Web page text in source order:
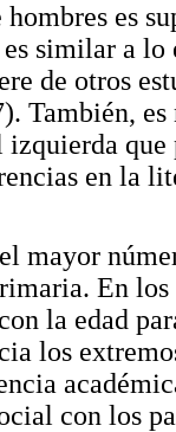
es
similar a lo
de otros
También,
en la
mayor
En
la edad
los
con los